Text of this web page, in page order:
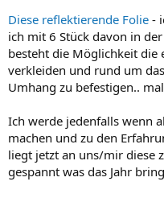
Diese reflektierende Folie -
ich mit 6 Stück davon in
besteht die Möglichkeit die
verkleiden und rund um
Umhang zu befestigen..
Ich werde jedenfalls wenn
machen und zu den
liegt jetzt an uns/mir diese
gespannt was das Jahr